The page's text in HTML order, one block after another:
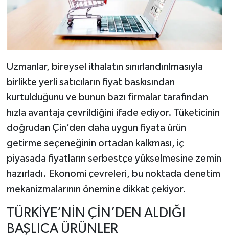
Uzmanlar, bireysel ithalatın sınırlandırılmasıyla
birlikte yerli satıcıların fiyat baskısından
kurtulduğunu ve bunun bazı firmalar tarafından
hızla avantaja çevrildiğini ifade ediyor. Tüketicinin
doğrudan Çin’den daha uygun fiyata ürün
getirme seçeneğinin ortadan kalkması, iç
piyasada fiyatların serbestçe yükselmesine zemin
hazırladı. Ekonomi çevreleri, bu noktada denetim
mekanizmalarının önemine dikkat çekiyor.
TÜRKİYE’NİN ÇİN’DEN ALDIĞI
BAŞLICA ÜRÜNLER